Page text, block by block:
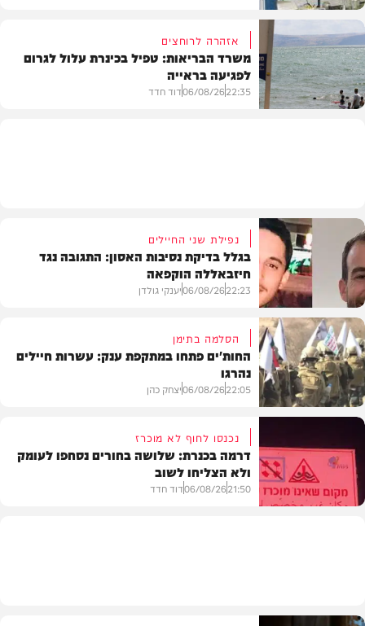
בריאות
אזהרה לרוחצים
משרד הבריאות: טפיל בכינרת עלול לגרום
לפגיעה בראייה
22:35
06/08/26דוד חדד
צבא וביטחון
נפילת שני החיילים
בגלל בדיקת נסיבות האסון: התגובה נגד
חיזבאללה הוקפאה
22:23
06/08/26יענקי גולדן
בעולם
הסלמה בתימן
החות'ים פתחו במתקפת ענק: עשרות חיילים
נהרגו
22:05
06/08/26יצחק כהן
נכנסו לחוף לא מוכרז
דרמה בכנרת: שלושה בחורים נסחפו לעומק
ולא הצליחו לשוב
21:50
06/08/26דוד חדד